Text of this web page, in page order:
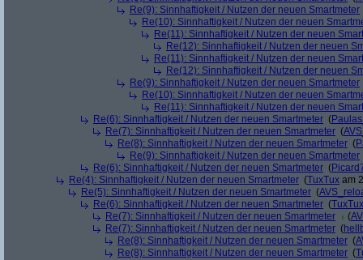
Re(9): Sinnhaftigkeit / Nutzen der neuen Smartmeter
Re(10): Sinnhaftigkeit / Nutzen der neuen
Re(11): Sinnhaftigkeit / Nutzen der neuen
Re(12): Sinnhaftigkeit / Nutzen der neuen
Re(11): Sinnhaftigkeit / Nutzen der neuen
Re(12): Sinnhaftigkeit / Nutzen der neuen
Re(9): Sinnhaftigkeit / Nutzen der neuen Smartmeter
Re(10): Sinnhaftigkeit / Nutzen der neuen
Re(11): Sinnhaftigkeit / Nutzen der neuen
Re(6): Sinnhaftigkeit / Nutzen der neuen Smartmeter (
Re(7): Sinnhaftigkeit / Nutzen der neuen Smartmeter (
Re(8): Sinnhaftigkeit / Nutzen der neuen Smartmeter (
Re(9): Sinnhaftigkeit / Nutzen der neuen Smartmeter
Re(6): Sinnhaftigkeit / Nutzen der neuen Smartmeter (
Re(4): Sinnhaftigkeit / Nutzen der neuen Smartmeter (TuxTux am
Re(5): Sinnhaftigkeit / Nutzen der neuen Smartmeter (
Re(6): Sinnhaftigkeit / Nutzen der neuen Smartmeter (TuxTux
Re(7): Sinnhaftigkeit / Nutzen der neuen Smartmeter
(
Re(7): Sinnhaftigkeit / Nutzen der neuen Smartmeter (
Re(8): Sinnhaftigkeit / Nutzen der neuen Smartmeter (
Re(8): Sinnhaftigkeit / Nutzen der neuen Smartmeter (